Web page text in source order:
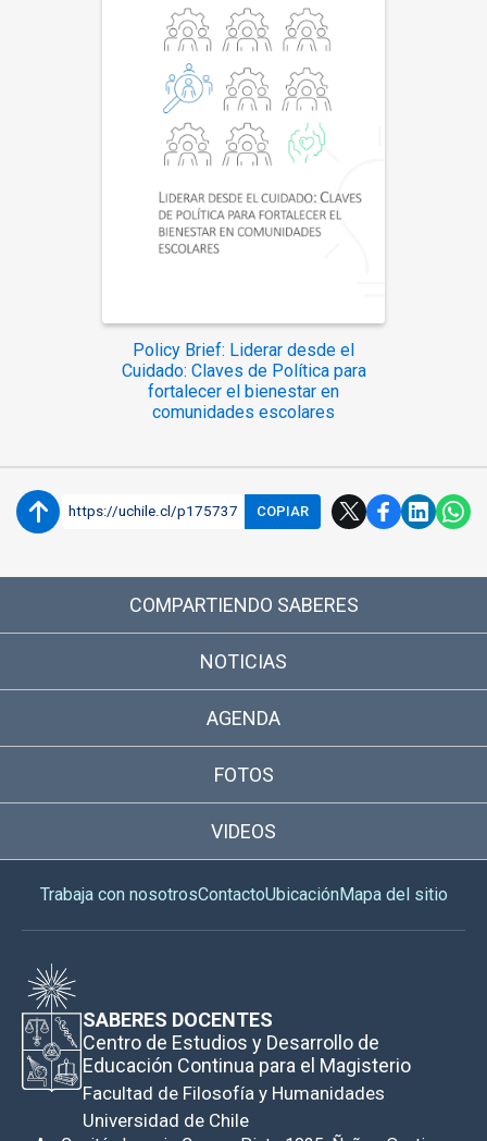
Policy Brief: Liderar desde el
Cuidado: Claves de Política para
fortalecer el bienestar en
comunidades escolares
https://uchile.cl/p175737 COPIAR
COMPARTIENDO SABERES
NOTICIAS
AGENDA
FOTOS
VIDEOS
Trabaja con nosotrosContactoUbicaciónMapa del sitio
SABERES DOCENTES
Centro de Estudios y Desarrollo de
Educación Continua para el Magisterio
Facultad de Filosofía y Humanidades
Universidad de Chile